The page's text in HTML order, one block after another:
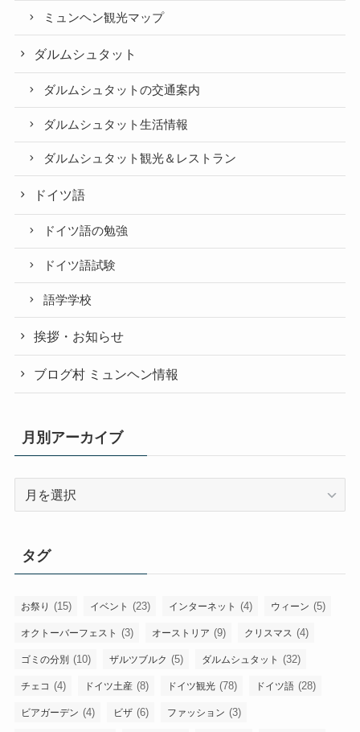
ミュンヘン観光マップ
ダルムシュタット
ダルムシュタットの交通案内
ダルムシュタット生活情報
ダルムシュタット観光＆レストラン
ドイツ語
ドイツ語の勉強
ドイツ語試験
語学学校
挨拶・お知らせ
ブログ村 ミュンヘン情報
月別アーカイブ
カ
ブ
タグ
お祭り (15) イベント (23) インターネット (4) ウィーン (5)
オクトーバーフェスト (3) オーストリア (9) クリスマス (4)
ゴミの分別 (10) ザルツブルク (5) ダルムシュタット (32)
チェコ (4) ドイツ土産 (8) ドイツ観光 (78) ドイツ語 (28)
ビアガーデン (4) ビザ (6) ファッション (3)